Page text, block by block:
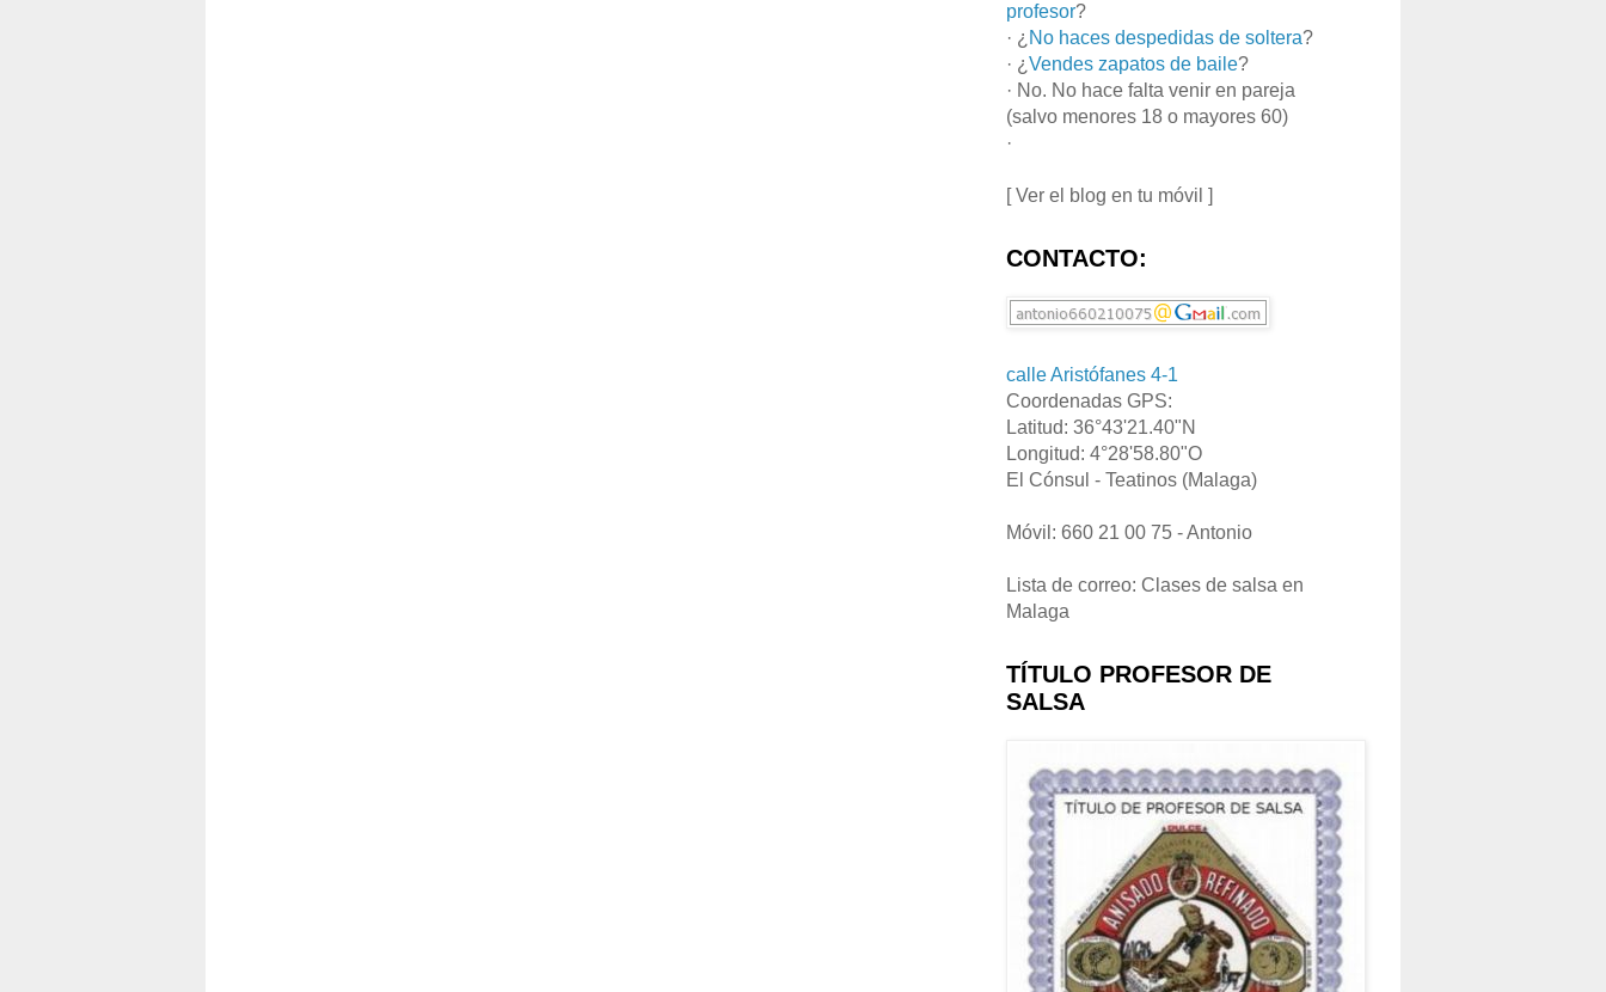
profesor?
· ¿ No haces despedidas de soltera?
· ¿ Vendes zapatos de baile?
· No. No hace falta venir en pareja
(salvo menores 18 o mayores 60)
·
[ Ver el blog en tu móvil ]
CONTACTO:
calle Aristófanes 4-1
Coordenadas GPS:
Latitud: 36°43'21.40"N
Longitud: 4°28'58.80"O
El Cónsul - Teatinos (Malaga)
Móvil: 660 21 00 75 - Antonio
Lista de correo: Clases de salsa en
Malaga
TÍTULO PROFESOR DE
SALSA